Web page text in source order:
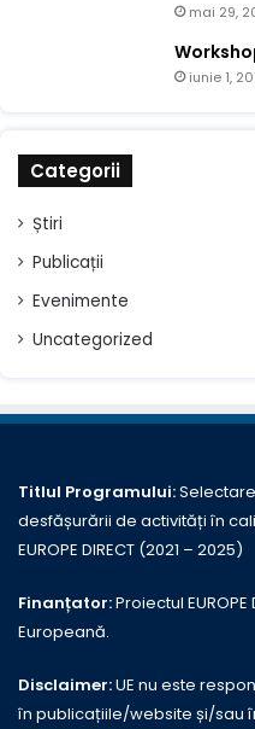
mai 29,
iunie 1,
Categorii
Știri
Publicații
Evenimente
Uncategorized
Titlul Programului:
desfășurării de activități în
EUROPE DIRECT (2021 – 2025)
Finanțator:Proiectul
Europeană.
Disclaimer:UE nu este
în publicațiile/website și/sau